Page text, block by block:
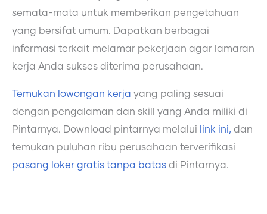
semata-mata untuk memberikan pengetahuan
yang bersifat umum. Dapatkan berbagai
informasi terkait melamar pekerjaan agar lamaran
kerja Anda sukses diterima perusahaan.
Temukan lowongan kerja yang paling sesuai
dengan pengalaman dan skill yang Anda miliki di
Pintarnya. Download pintarnya melalui
link ini, dan
temukan puluhan ribu perusahaan terverifikasi
pasang loker gratis tanpa batas di Pintarnya.